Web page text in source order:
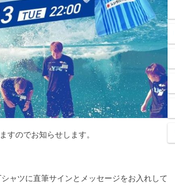
すのでお知らせします。
ャツに直筆サインとメッセージをお入れして